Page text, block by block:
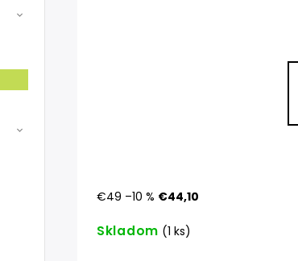
€49 –10 % €44,10
Skladom (1 ks)